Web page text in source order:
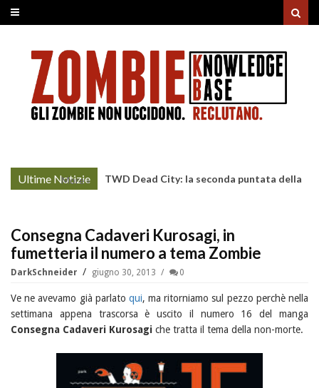
Ultime Notizie
More »
TWD Dead City: la seconda puntata della
Consegna Cadaveri Kurosagi, in
fumetteria il numero a tema Zombie
DarkSchneider giugno 30, 2013 0
Ve ne avevamo già parlato qui, ma ritorniamo sul pezzo perchè nella
settimana appena trascorsa è uscito il numero 16 del manga
Consegna Cadaveri Kurosagi che tratta il tema della non-morte.